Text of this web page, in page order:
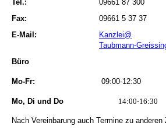
Tel.:
09661 87 300
Fax:
09661 5 37 37
E-Mail:
Kanzlei@
Taubmann-
Büro
Mo-Fr:
Mo, Di und Do
09:00-12:30
14:00-16:30
Nach Vereinbarung auch Termine zu